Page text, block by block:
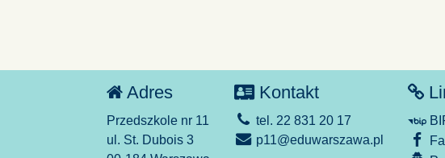
Adres
Przedszkole nr 11
ul. St. Dubois 3
Kontakt
tel. 22 831 20 17
p11@eduwarszawa.pl